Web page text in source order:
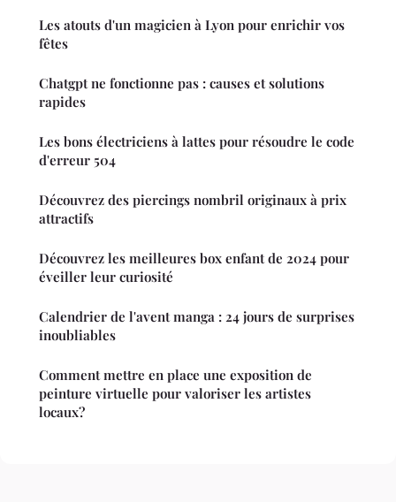
Les atouts d'un magicien à Lyon pour enrichir vos
fêtes
Chatgpt ne fonctionne pas : causes et solutions
rapides
Les bons électriciens à lattes pour résoudre le code
d'erreur 504
Découvrez des piercings nombril originaux à prix
attractifs
Découvrez les meilleures box enfant de 2024 pour
éveiller leur curiosité
Calendrier de l'avent manga : 24 jours de surprises
inoubliables
Comment mettre en place une exposition de
peinture virtuelle pour valoriser les artistes
locaux?